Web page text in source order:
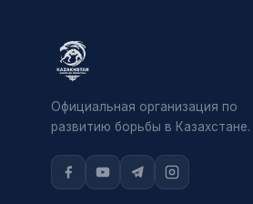
Официальная организация по
развитию борьбы в Казахстане.